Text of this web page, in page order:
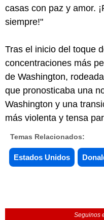
casas con paz y amor.
siempre!"
Tras el inicio del toque
concentraciones más
de Washington,
que pronosticaba una
Washington y una
más violenta y tensa
Temas Relacionados:
Estados Unidos
Seguinos